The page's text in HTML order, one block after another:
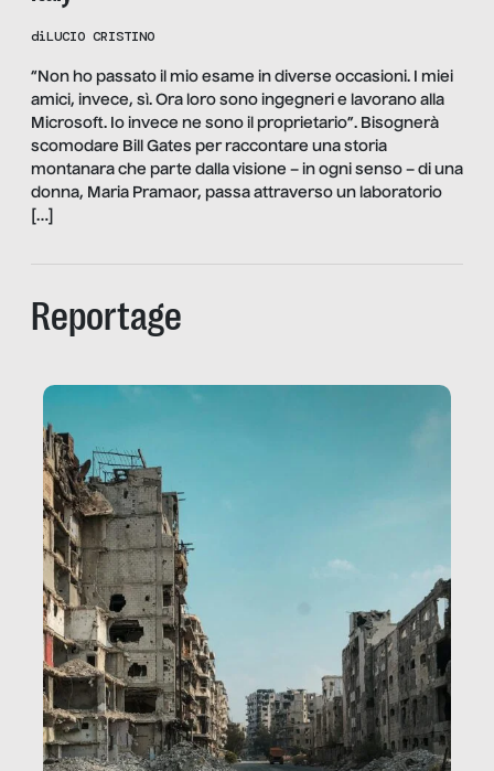
diLUCIO CRISTINO
“Non ho passato il mio esame in diverse occasioni. I miei
amici, invece, sì. Ora loro sono ingegneri e lavorano alla
Microsoft. Io invece ne sono il proprietario”. Bisognerà
scomodare Bill Gates per raccontare una storia
montanara che parte dalla visione – in ogni senso – di una
donna, Maria Pramaor, passa attraverso un laboratorio
[…]
Reportage